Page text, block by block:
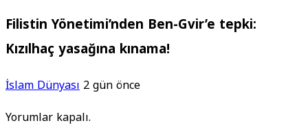
Filistin Yönetimi’nden Ben-Gvir’e tepki:
Kızılhaç yasağına kınama!
İslam Dünyası2 gün önce
Yorumlar kapalı.